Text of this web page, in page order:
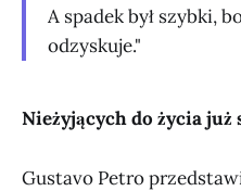
A spadek był szybki,
odzyskuje."
Nieżyjących do życia
Gustavo Petro